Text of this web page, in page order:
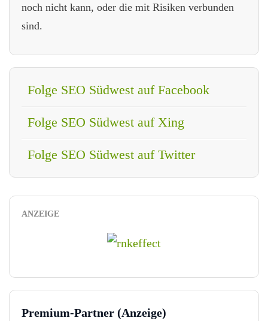
noch nicht kann, oder die mit Risiken verbunden
sind.
Folge SEO Südwest auf Facebook
Folge SEO Südwest auf Xing
Folge SEO Südwest auf Twitter
ANZEIGE
Premium-Partner (Anzeige)